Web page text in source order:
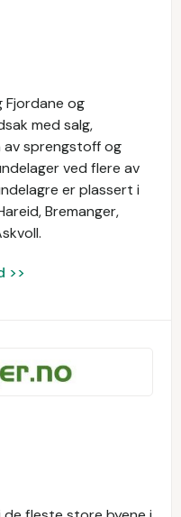
Fjordane og
med salg,
av sprengstoff og
ved flere av
er plassert i
Bremanger,
>>